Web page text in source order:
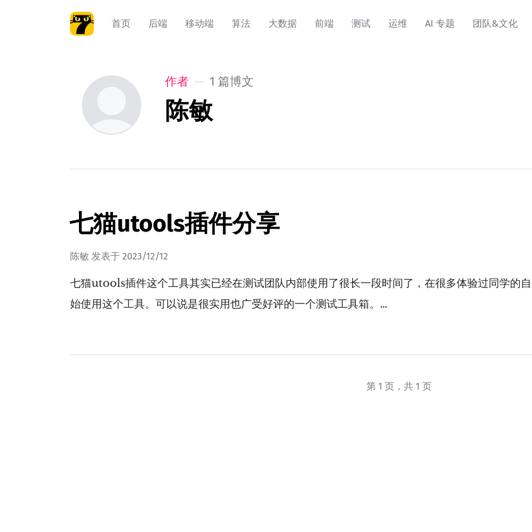
首页 后端 移动端 算法 大数据 前端 测试 运维 AI 专题 团队&文化
作者 1 篇博文
陈敏
七猫utools插件分享
陈敏 发表于2023/12/12
七猫utools插件这个工具其实已经在测试团队内部使用了很长一段时间了，在很多体验过同学的
始使用这个工具。可以说是很实用也广受好评的一个测试工具箱。…
第 1 页，共 1 页